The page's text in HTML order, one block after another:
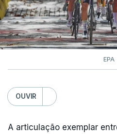
EPA
OUVIR
A articulação exemplar